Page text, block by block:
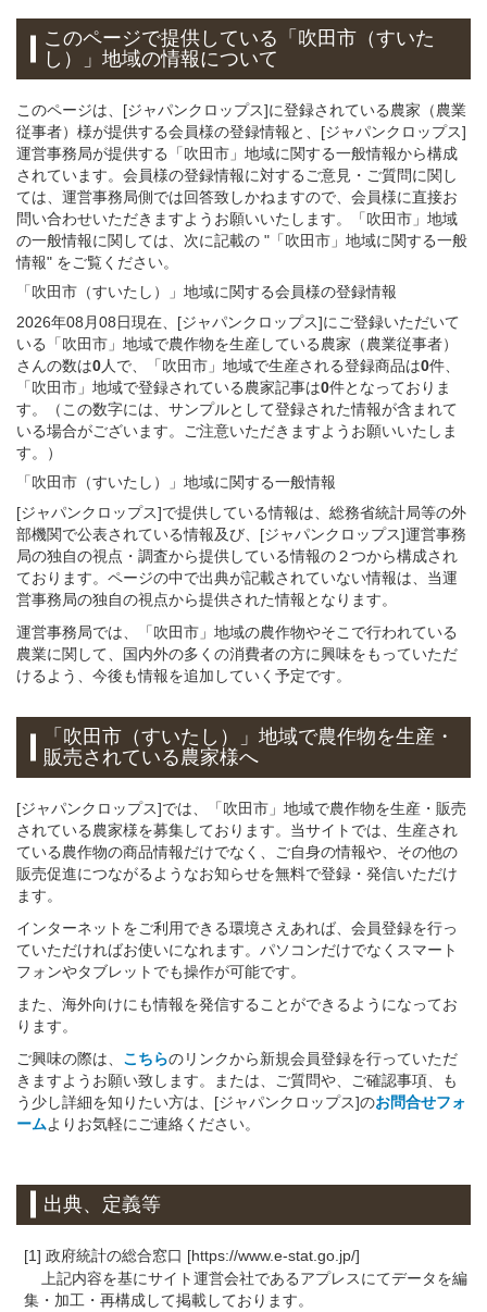
このページで提供している 「吹田市（すいた
し）」地域の情報について
このページは、[ジャパンクロップス]に登録されている農家（農業
従事者）様が提供する会員様の登録情報と、[ジャパンクロップス]
運営事務局が提供する「吹田市」地域に関する一般情報から構成
されています。会員様の登録情報に対するご意見・ご質問に関し
ては、運営事務局側では回答致しかねますので、会員様に直接お
問い合わせいただきますようお願いいたします。「吹田市」地域
の一般情報に関しては、次に記載の "「吹田市」地域に関する一般
情報" をご覧ください。
「吹田市（すいたし）」 地域に関する会員様の登録情報
2026年08月08日現在、[ジャパンクロップス]にご登録いただいて
いる「吹田市」地域で農作物を生産している農家（農業従事者）
さんの数は0人で、「吹田市」地域で生産される登録商品は0件、
「吹田市」地域で登録されている農家記事は0件となっておりま
す。（この数字には、サンプルとして登録された情報が含まれて
いる場合がございます。ご注意いただきますようお願いいたしま
す。）
「吹田市（すいたし）」 地域に関する一般情報
[ジャパンクロップス]で提供している情報は、総務省統計局等の外
部機関で公表されている情報及び、[ジャパンクロップス]運営事務
局の独自の視点・調査から提供している情報の２つから構成され
ております。ページの中で出典が記載されていない情報は、当運
営事務局の独自の視点から提供された情報となります。
運営事務局では、「吹田市」地域の農作物やそこで行われている
農業に関して、国内外の多くの消費者の方に興味をもっていただ
けるよう、今後も情報を追加していく予定です。
「吹田市（すいたし）」地域で農作物を生産・
販売されている 農家様へ
[ジャパンクロップス]では、「吹田市」地域で農作物を生産・販売
されている農家様を募集しております。当サイトでは、生産され
ている農作物の商品情報だけでなく、ご自身の情報や、その他の
販売促進につながるようなお知らせを無料で登録・発信いただけ
ます。
インターネットをご利用できる環境さえあれば、会員登録を行っ
ていただければお使いになれます。パソコンだけでなくスマート
フォンやタブレットでも操作が可能です。
また、海外向けにも情報を発信することができるようになってお
ります。
ご興味の際は、 こちらのリンクから新規会員登録を行っていただ
きますようお願い致します。または、ご質問や、ご確認事項、も
う少し詳細を知りたい方は、[ジャパンクロップス]のお問合せフォ
ームよりお気軽にご連絡ください。
出典、定義等
[1] 政府統計の総合窓口 [https://www.e-stat.go.jp/]
上記内容を基にサイト運営会社であるアプレスにてデータを編
集・加工・再構成して掲載しております。